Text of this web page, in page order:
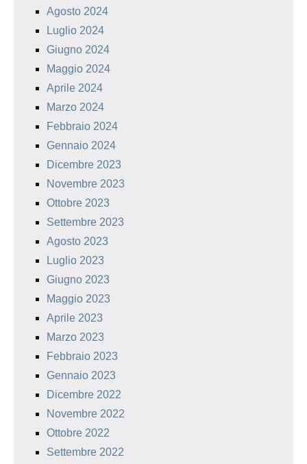
Agosto 2024
Luglio 2024
Giugno 2024
Maggio 2024
Aprile 2024
Marzo 2024
Febbraio 2024
Gennaio 2024
Dicembre 2023
Novembre 2023
Ottobre 2023
Settembre 2023
Agosto 2023
Luglio 2023
Giugno 2023
Maggio 2023
Aprile 2023
Marzo 2023
Febbraio 2023
Gennaio 2023
Dicembre 2022
Novembre 2022
Ottobre 2022
Settembre 2022